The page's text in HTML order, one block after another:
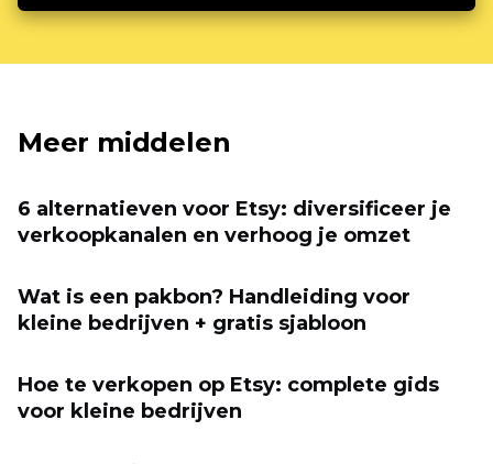
Meer middelen
6 alternatieven voor Etsy: diversificeer je
verkoopkanalen en verhoog je omzet
Wat is een pakbon? Handleiding voor
kleine bedrijven + gratis sjabloon
Hoe te verkopen op Etsy: complete gids
voor kleine bedrijven